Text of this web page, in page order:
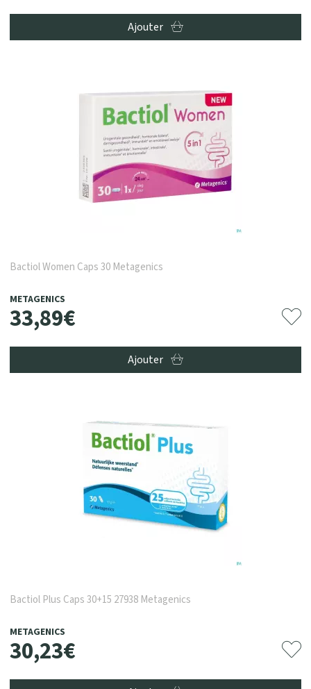
Ajouter
Bactiol Women Caps 30 Metagenics
METAGENICS
33,89€
Ajouter
Bactiol Plus Caps 30+15 27938 Metagenics
METAGENICS
30,23€